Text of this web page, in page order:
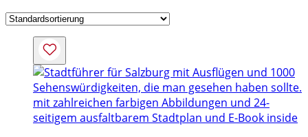
mit zahlreichen farbigen Abbildungen und 24-
seitigem ausfaltbarem Stadtplan und E-Book inside